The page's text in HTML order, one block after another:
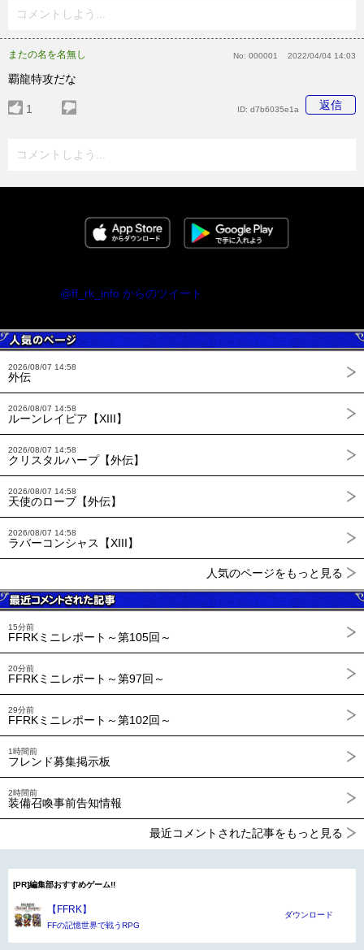
コメントしよう...
またの名を名無し No: 000001 2022/04/04 14:03
覇龍特攻だな
1 返信
ID: d7b6035e1a
コメントしよう...
@ff_rk_info からのツイート
2026/08/07 14:58
外伝
2026/08/07 14:58
ルーンレイピア【XIII】
2026/08/07 14:58
クリスタルハープ【外伝】
2026/08/07 14:58
天使のローブ【外伝】
2026/08/07 14:58
ラバーコンシャス【XIII】
人気のページをもっと見る
15分前
FFRKミニレポート～第105回～
20分前
FFRKミニレポート～第97回～
29分前
FFRKミニレポート～第102回～
1時間前
フレンド募集掲示板
2時間前
装備召喚事前告知情報
最近コメントされた記事をもっと見る
[PR]編集部おすすめゲーム!!
【FFRK】
FFの記憶世界で戦うRPG
ダウンロード